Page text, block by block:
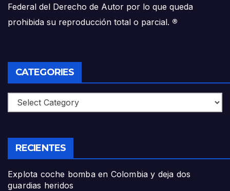
Federal del Derecho de Autor por lo que queda
prohibida su reproducción total o parcial. ®
CATEGORIES
Categories
RECIENTES
Explota coche bomba en Colombia y deja dos
guardias heridos